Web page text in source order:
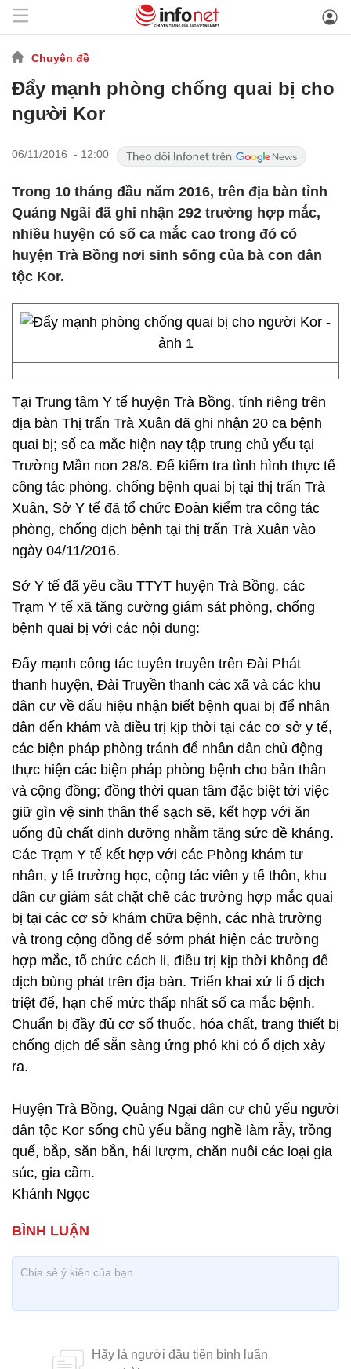
Chuyên đề
Đẩy mạnh phòng chống quai bị cho
người Kor
06/11/2016 - 12:00
Trong 10 tháng đầu năm 2016, trên địa bàn tỉnh
Quảng Ngãi đã ghi nhận 292 trường hợp mắc,
nhiều huyện có số ca mắc cao trong đó có
huyện Trà Bồng nơi sinh sống của bà con dân
tộc Kor.
Tại Trung tâm Y tế huyện Trà Bồng, tính riêng trên
địa bàn Thị trấn Trà Xuân đã ghi nhận 20 ca bệnh
quai bị; số ca mắc hiện nay tập trung chủ yếu tại
Trường Mần non 28/8. Để kiểm tra tình hình thực tế
công tác phòng, chống bệnh quai bị tại thị trấn Trà
Xuân, Sở Y tế đã tổ chức Đoàn kiểm tra công tác
phòng, chống dịch bệnh tại thị trấn Trà Xuân vào
ngày 04/11/2016.
Sở Y tế đã yêu cầu TTYT huyện Trà Bồng, các
Trạm Y tế xã tăng cường giám sát phòng, chống
bệnh quai bị với các nội dung:
Đẩy mạnh công tác tuyên truyền trên Đài Phát
thanh huyện, Đài Truyền thanh các xã và các khu
dân cư về dấu hiệu nhận biết bệnh quai bị để nhân
dân đến khám và điều trị kịp thời tại các cơ sở y tế,
các biện pháp phòng tránh để nhân dân chủ động
thực hiện các biện pháp phòng bệnh cho bản thân
và cộng đồng; đồng thời quan tâm đặc biệt tới việc
giữ gìn vệ sinh thân thể sạch sẽ, kết hợp với ăn
uống đủ chất dinh dưỡng nhằm tăng sức đề kháng.
Các Trạm Y tế kết hợp với các Phòng khám tư
nhân, y tế trường học, cộng tác viên y tế thôn, khu
dân cư giám sát chặt chẽ các trường hợp mắc quai
bị tại các cơ sở khám chữa bệnh, các nhà trường
và trong cộng đồng để sớm phát hiện các trường
hợp mắc, tổ chức cách li, điều trị kịp thời không để
dịch bùng phát trên địa bàn. Triển khai xử lí ổ dịch
triệt để, hạn chế mức thấp nhất số ca mắc bệnh.
Chuẩn bị đầy đủ cơ số thuốc, hóa chất, trang thiết bị
chống dịch để sẵn sàng ứng phó khi có ổ dịch xảy
ra.
Huyện Trà Bồng, Quảng Ngại dân cư chủ yếu người
dân tộc Kor sống chủ yếu bằng nghề làm rẫy, trồng
quế, bắp, săn bắn, hái lượm, chăn nuôi các loại gia
súc, gia cầm.
Khánh Ngọc